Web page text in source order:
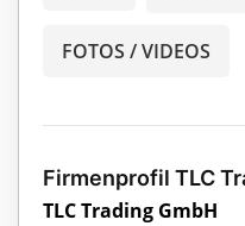
FOTOS / VIDEOS
Firmenprofil TLC
TLC Trading GmbH